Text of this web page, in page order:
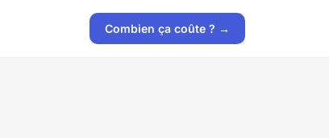
Combien ça coûte ? →